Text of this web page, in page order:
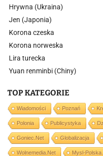
Hrywna (Ukraina)
Jen (Japonia)
Korona czeska
Korona norweska
Lira turecka
Yuan renminbi (Chiny)
TOP KATEGORIE
Wiadomości Poznań
Polonia Publicystyka
Goniec.net Globalizacja
Wolnemedia.net Mysl-